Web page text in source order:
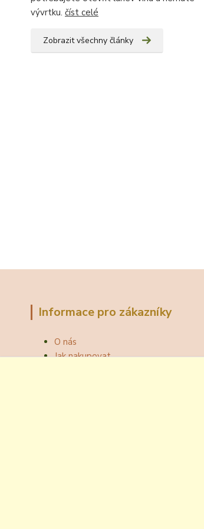
vývrtku. číst celé
Zobrazit všechny články
Informace pro zákazníky
O nás
Jak nakupovat